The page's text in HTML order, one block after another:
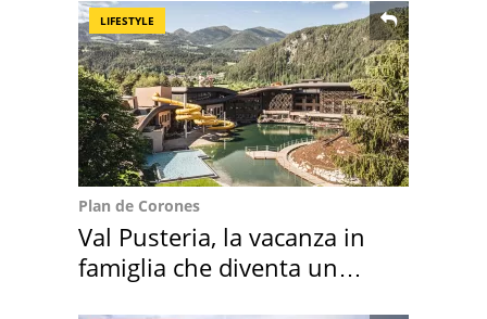
LIFESTYLE
Plan de Corones
Val Pusteria, la vacanza in
famiglia che diventa un